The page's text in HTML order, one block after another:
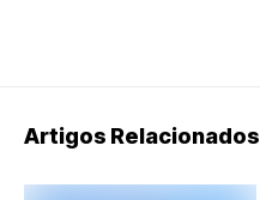
Artigos Relacionados